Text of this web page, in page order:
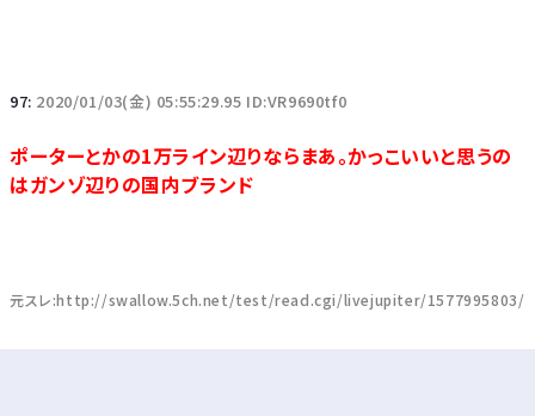
97: 2020/01/03(金) 05:55:29.95 ID:VR9690tf0
ポーターとかの1万ライン辺りならまあ。かっこいいと思うの
はガンゾ辺りの国内ブランド
元スレ:http://swallow.5ch.net/test/read.cgi/livejupiter/1577995803/